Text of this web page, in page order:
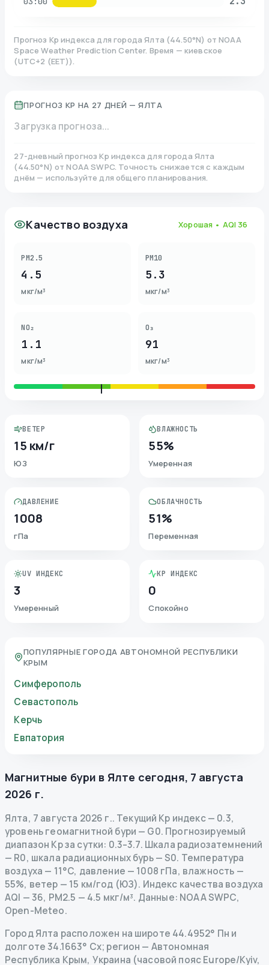
Прогноз Kp индекса для города Ялта (44.50°N) от NOAA
Space Weather Prediction Center. Время — киевское
(UTC+2 (EET)).
ПРОГНОЗ KP НА 27 ДНЕЙ — ЯЛТА
Загрузка прогноза...
27-дневный прогноз Kp индекса для города Ялта
(44.50°N)от NOAA SWPC. Точность снижается с каждым
днём — используйте для общего планирования.
Качество воздуха Хорошая • AQI 36
PM2.5
4.5
мкг/м³
PM10
5.3
мкг/м³
NO₂
1.1
мкг/м³
O₃
91
мкг/м³
ВЕТЕР
15 км/г
ЮЗ
ВЛАЖНОСТЬ
55%
Умеренная
ДАВЛЕНИЕ
1008
гПа
ОБЛАЧНОСТЬ
51%
Переменная
UV ИНДЕКС
3
Умеренный
KP ИНДЕКС
0
Спокойно
ПОПУЛЯРНЫЕ ГОРОДА АВТОНОМНОЙ РЕСПУБЛИКИ
КРЫМ
Симферополь
Севастополь
Керчь
Евпатория
Магнитные бури в Ялте сегодня, 7 августа
2026 г.
Ялта, 7 августа 2026 г.. Текущий Kp индекс— 0.3,
уровень геомагнитной бури — G0. Прогнозируемый
диапазон Kp за сутки: 0.3–3.7. Шкала радиозатемнений
— R0, шкала радиационных бурь— S0. Температура
воздуха — 11°C, давление — 1008 гПа, влажность —
55%, ветер — 15 км/год (ЮЗ). Индекс качества воздуха
AQI — 36, PM2.5 — 4.5 мкг/м³. Данные: NOAA SWPC,
Open-Meteo.
Город Ялта расположен на широте 44.4952° Пн и
долготе 34.1663° Сх; регион — Автономная
Республика Крым, Украина (часовой пояс Europe/Kyiv,